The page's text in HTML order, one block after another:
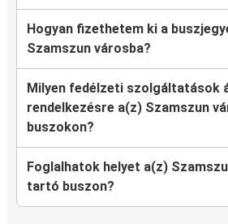
Hogyan fizethetem ki a
Szamszun városba?
Milyen fedélzeti szolgáltatások
rendelkezésre a(z) Szamszun
buszokon?
Foglalhatok helyet a(z)
tartó buszon?